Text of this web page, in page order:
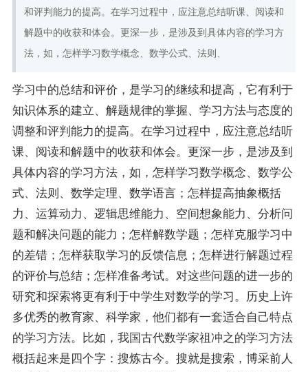
和评判能力的提高。在学习过程中，应注意总结听课、阅读和
解题中的收获和体会。更深一步，是涉及到具体内容的学习方
法，如，怎样学习数学概念、数学公式、法则、
学习中的总结和评价，是学习的继续和提高，它有利于
知识体系的建立、解题规律的掌握、学习方法与态度的
调整和评判能力的提高。在学习过程中，应注意总结听
课、阅读和解题中的收获和体会。更深一步，是涉及到
具体内容的学习方法，如，怎样学习数学概念、数学公
式、法则、数学定理、数学语言；怎样提高抽象概括
力、运算动力、逻辑思维能力、空间想象能力、分析问
题和解决问题的能力；怎样解数学题；怎样克服学习中
的差错；怎样获取学习的反馈信息；怎样进行解题过程
的评价与总结；怎样准备考试。对这些问题的进一步的
研究和探索将更有利于中学生对数学的学习。历史上许
多优秀的教育家、科学家，他们都有一套适合自己特点
的学习方法。比如，我国古代数学家祖冲之的学习方法
概括起来是四个字：搜炼古今。搜就是搜索，博采前人